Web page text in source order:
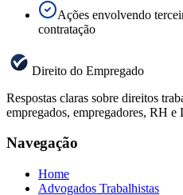
Ações envolvendo
contratação
Direito do Empregado
Respostas claras sobre direitos
empregados, empregadores, RH e
Navegação
Home
Advogados Trabalhistas